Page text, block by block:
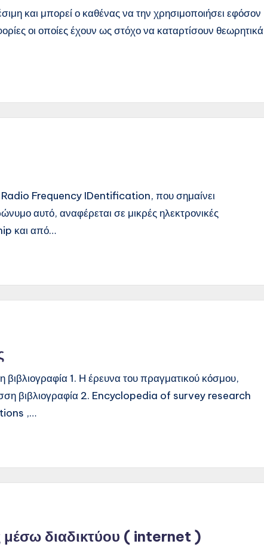
και μπορεί ο καθένας να την χρησιμοποιήσει εφόσον
οι οποίες έχουν ως στόχο να καταρτίσουν θεωρητικά
Radio Frequency IDentification, που σημαίνει
αυτό, αναφέρεται σε μικρές ηλεκτρονικές
και από…
βιβλιογραφία 1. Η έρευνα του πραγματικού κόσμου,
βιβλιογραφία 2. Encyclopedia of survey research
,…
μέσω διαδικτύου ( internet )